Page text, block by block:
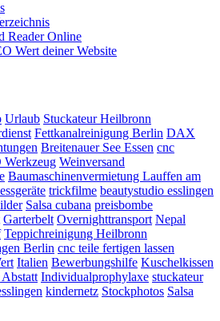
Reader Online
Wert deiner Website
Urlaub Stuckateur Heilbronn
Fettkanalreinigung Berlin DAX
Breitenauer See Essen cnc
Werkzeug Weinversand
Baumaschinenvermietung Lauffen am
trickfilme beautystudio esslingen
Salsa cubana preisbombe
Garterbelt Overnighttransport Nepal
Teppichreinigung Heilbronn
Berlin cnc teile fertigen lassen
Italien Bewerbungshilfe Kuschelkissen
Individualprophylaxe stuckateur
kindernetz Stockphotos Salsa